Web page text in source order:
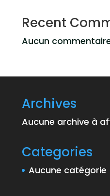
Recent
Aucun
Archives
Aucune archive à
Categories
Aucune catégorie